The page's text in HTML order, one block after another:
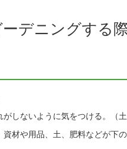
デニングする
しないように気をつける。（
材や用品、土、肥料などが下